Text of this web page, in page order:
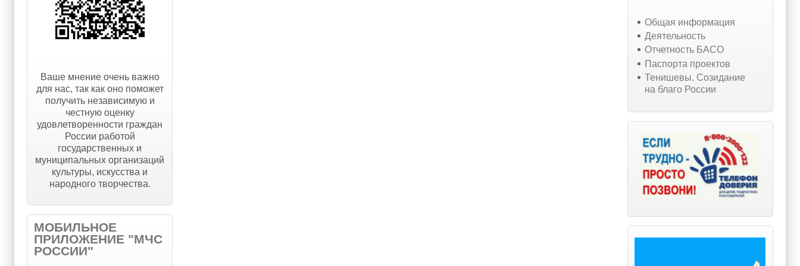
Ваше мнение очень важно
для нас, так как оно поможет
получить независимую и
честную оценку
удовлетворенности граждан
России работой
государственных и
муниципальных организаций
культуры, искусства и
народного творчества.
МОБИЛЬНОЕ
ПРИЛОЖЕНИЕ "МЧС
РОССИИ"
Общая информация
Деятельность
Отчетность БАСО
Паспорта проектов
Тенишевы. Созидание
на благо России